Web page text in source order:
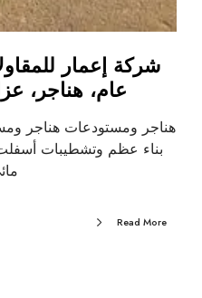
شركة إعمار
عام، هناجر،
هناجر ومستودعات هناجر
بناء عظم وتشطيبات
Read More